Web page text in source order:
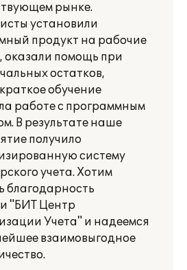
рынке.
установили
продукт на рабочие
оказали помощь при
остатков,
обучение
работе с программным
В результате наше
получило
систему
учета. Хотим
благодарность
"БИТ Центр
Учета" и надеемся
взаимовыгодное